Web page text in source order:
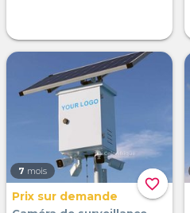
favorite_border
7 mois
Prix sur demande